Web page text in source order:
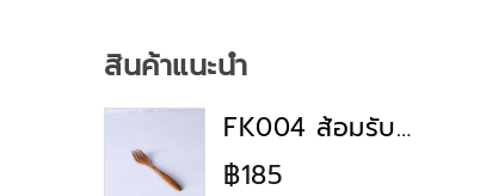
สินค้าขายดี
สินค้าแนะนำ
FK004 ส้อมรับประทานอาหาร
฿185